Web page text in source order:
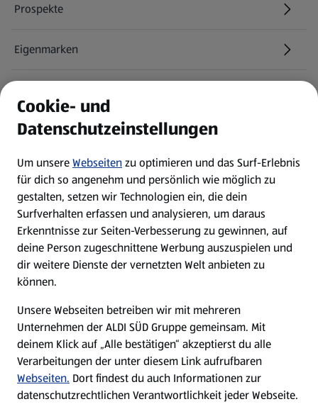
Prospekte
Eigenmarken
Newsletter
WhatsApp
Über ALDI SÜD
Filialen
Nachhaltigkeit
Karriere
Cookie- und
Datenschutzeinstellungen
Um unsereWebseitenzu optimieren und das Surf-Erlebnis
für dich so angenehm und persönlich wie möglich zu
gestalten, setzen wir Technologien ein, die dein
Surfverhalten erfassen und analysieren, um daraus
Erkenntnisse zur Seiten-Verbesserung zu gewinnen, auf
deine Person zugeschnittene Werbung auszuspielen und
dir weitere Dienste der vernetzten Welt anbieten zu
können.
Unsere Webseiten betreiben wir mit mehreren
Unternehmen der ALDI SÜD Gruppe gemeinsam. Mit
deinem Klick auf „Alle bestätigen“ akzeptierst du alle
Verarbeitungen der unter diesem Link aufrufbaren
Webseiten. Dort findest du auch Informationen zur
datenschutzrechtlichen Verantwortlichkeit jeder Webseite.